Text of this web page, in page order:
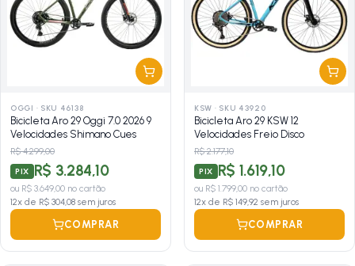
OGGI · SKU 46138
Bicicleta Aro 29 Oggi 7.0 2026 9
Velocidades Shimano Cues
R$ 4.299,00
PIX R$ 3.284,10
ou R$ 3.649,00 no cartão
12x de R$ 304,08 sem juros
COMPRAR
KSW · SKU 43920
Bicicleta Aro 29 KSW 12
Velocidades Freio Disco
R$ 2.177,10
PIX R$ 1.619,10
ou R$ 1.799,00 no cartão
12x de R$ 149,92 sem juros
COMPRAR